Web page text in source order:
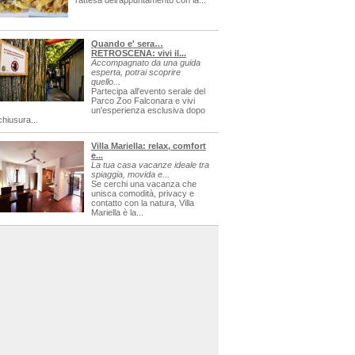
Quando e' sera…
RETROSCENA: vivi il...
Accompagnato da una guida
esperta, potrai scoprire
quello...
Partecipa all'evento serale del
Parco Zoo Falconara e vivi
un'esperienza esclusiva dopo
Villa Mariella: relax, comfort
e...
La tua casa vacanze ideale tra
spiaggia, movida e...
Se cerchi una vacanza che
unisca comodità, privacy e
contatto con la natura, Villa
Mariella è la...